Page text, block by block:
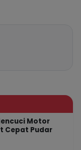
Motor
Cepat Pudar